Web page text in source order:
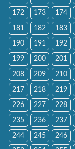
172 173 174
181 182 183
190 191 192
199 200 201
208 209 210
217 218 219
226 227 228
235 236 237
244 245 246